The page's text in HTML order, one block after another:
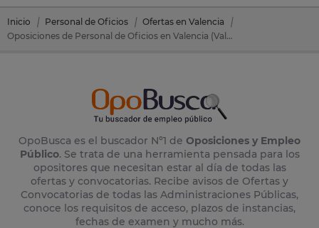
Inicio Personal de Oficios
Ofertas en Valencia
Oposiciones de Personal de Oficios en Valencia (Valencia)
OpoBusca es el buscador Nº1 de Oposiciones y Empleo
Público. Se trata de una herramienta pensada para los
opositores que necesitan estar al día de todas las
ofertas y convocatorias. Recibe avisos de Ofertas y
Convocatorias de todas las Administraciones Públicas,
conoce los requisitos de acceso, plazos de instancias,
fechas de examen y mucho más.